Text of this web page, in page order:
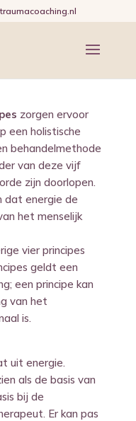
zorgen ervoor
een holistische
behandelmethode
van deze vijf
zijn doorlopen.
dat energie de
het menselijk
vier principes
geldt een
een principe kan
van het
is.
uit energie.
als de basis van
bij de
Er kan pas